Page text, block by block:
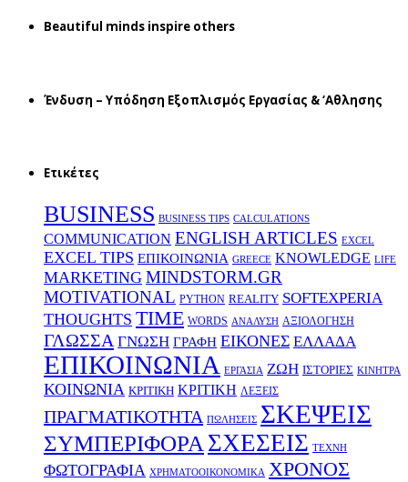
Beautiful minds inspire others
Ένδυση – Υπόδηση Εξοπλισμός Εργασίας & ‘Aθλησης
Ετικέτες
BUSINESS BUSINESS TIPS CALCULATIONS
COMMUNICATION ENGLISH ARTICLES EXCEL
EXCEL TIPS EΠΙΚΟΙΝΩΝΙΑ GREECE KNOWLEDGE LIFE
MARKETING MINDSTORM.GR
MOTIVATIONAL PYTHON REALITY SOFTEXPERIA
THOUGHTS TIME WORDS ΑΝΑΛΥΣΗ ΑΞΙΟΛΟΓΗΣΗ
ΓΛΩΣΣΑ ΓΝΩΣΗ ΓΡΑΦΗ ΕΙΚΟΝΕΣ ΕΛΛΑΔΑ
ΕΠΙΚΟΙΝΩΝΙΑ ΕΡΓΑΣΙΑ ΖΩΗ ΙΣΤΟΡΙΕΣ ΚΙΝΗΤΡΑ
ΚΟΙΝΩΝΙΑ ΚΡΙΤΙΚΗ ΚΡΙΤΙΚΗ ΛΕΞΕΙΣ
ΠΡΑΓΜΑΤΙΚΟΤΗΤΑ ΠΩΛΗΣΕΙΣ ΣΚΕΨΕΙΣ
ΣΥΜΠΕΡΙΦΟΡΑΣΧΕΣΕΙΣ ΤΕΧΝΗ
ΦΩΤΟΓΡΑΦΙΑ ΧΡΗΜΑΤΟΟΙΚΟΝΟΜΙΚΑ ΧΡΟΝΟΣ